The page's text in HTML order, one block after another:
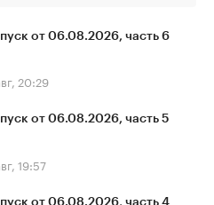
от 06.08.2026, часть 6
20:29
от 06.08.2026, часть 5
19:57
от 06.08.2026, часть 4